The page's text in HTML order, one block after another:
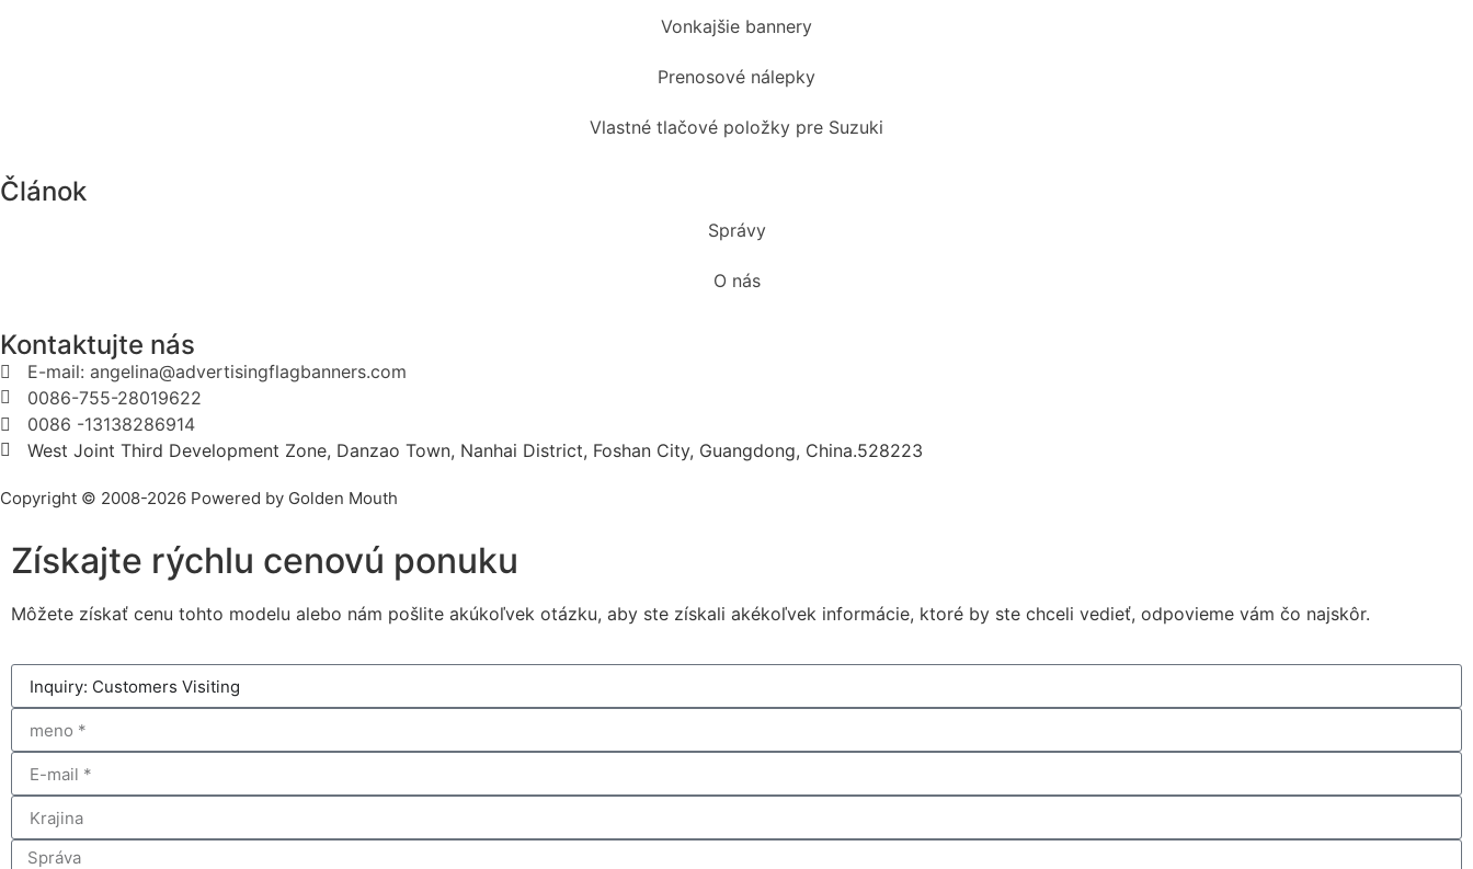
Vonkajšie bannery
Prenosové nálepky
Vlastné tlačové položky pre Suzuki
Článok
Správy
O nás
Kontaktujte nás
E-mail: angelina@advertisingflagbanners.com
0086-755-28019622
0086 -13138286914
West Joint Third Development Zone, Danzao Town, Nanhai District, Foshan City, Guangdong, China.528223
Copyright © 2008-2026 Powered by Golden Mouth
Získajte rýchlu cenovú ponuku
Môžete získať cenu tohto modelu alebo nám pošlite akúkoľvek otázku, aby ste získali akékoľvek informácie, ktoré by ste chceli vedieť, odpovieme vám čo najskôr.